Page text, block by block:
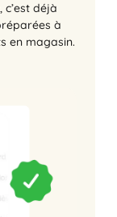
déjà
à
en magasin.